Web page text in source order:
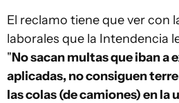
El reclamo tiene que ver con
laborales que la Intendencia
"No sacan multas que iban a
aplicadas, no consiguen
las colas (de camiones) en la